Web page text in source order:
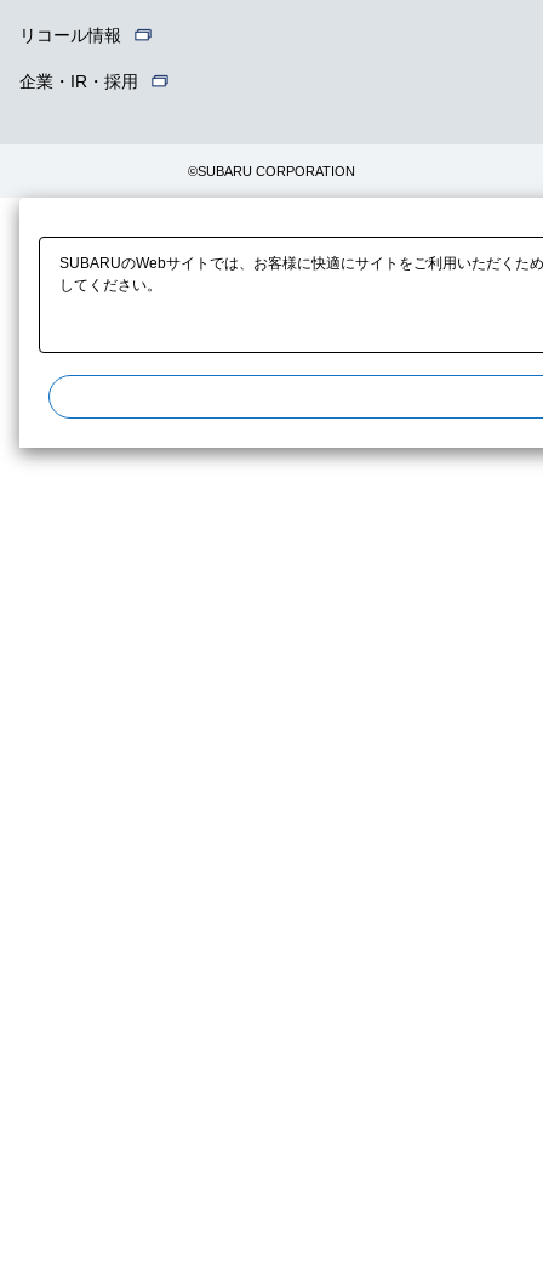
リコール情報
企業・IR・採用
©SUBARU CORPORATION
SUBARUのWebサイトでは、お客様に快適にサイトをご利用いただく
してください。​